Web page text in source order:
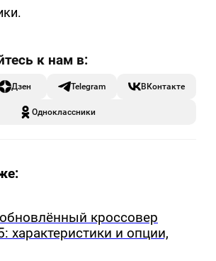
Дзен Telegram ВКонтакте
Одноклассники
кроссовер
характеристики и опции,